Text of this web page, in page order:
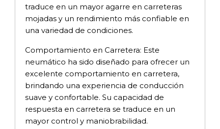
traduce en un mayor agarre en carreteras
mojadas y un rendimiento más confiable en
una variedad de condiciones.
Comportamiento en Carretera: Este
neumático ha sido diseñado para ofrecer un
excelente comportamiento en carretera,
brindando una experiencia de conducción
suave y confortable. Su capacidad de
respuesta en carretera se traduce en un
mayor control y maniobrabilidad.